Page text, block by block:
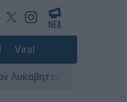
Viral
σε προχωρημένη